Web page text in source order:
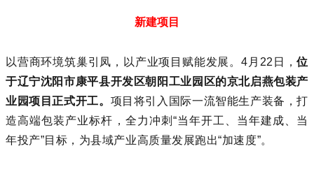
新建项目
以营商环境筑巢引凤，以产业项目赋能发展。4月22日，位
于辽宁沈阳市康平县开发区朝阳工业园区的京北启燕包装产
业园项目正式开工。 项目将引入国际一流智能生产装备，打
造高端包装产业标杆，全力冲刺“当年开工、当年建成、当
年投产”目标，为县域产业高质量发展跑出“加速度”。